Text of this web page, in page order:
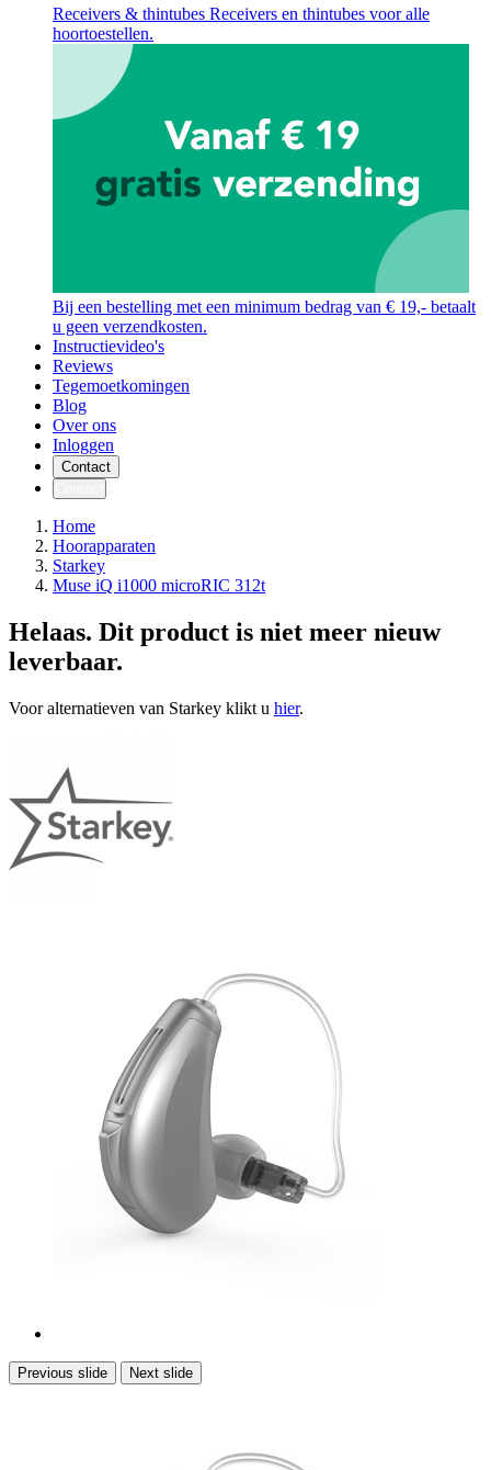
Receivers & thintubes Receivers en thintubes voor alle
hoortoestellen.
Bij een bestelling met een minimum bedrag van € 19,- betaalt
u geen verzendkosten.
Instructievideo's
Reviews
Tegemoetkomingen
Blog
Over ons
Inloggen
Contact
Home
Hoorapparaten
Starkey
Muse iQ i1000 microRIC 312t
Helaas. Dit product is niet meer nieuw
leverbaar.
Voor alternatieven van Starkey klikt u hier.
Previous slide Next slide